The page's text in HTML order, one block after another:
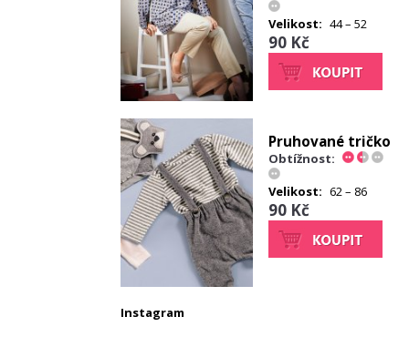
Velikost: 44 – 52
90 Kč
Pruhované tričko
Obtížnost:
Velikost: 62 – 86
90 Kč
Instagram